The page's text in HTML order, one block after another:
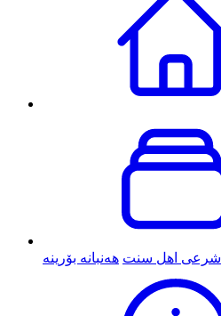
شرعی اهل سنت هەنبانە بۆرینە